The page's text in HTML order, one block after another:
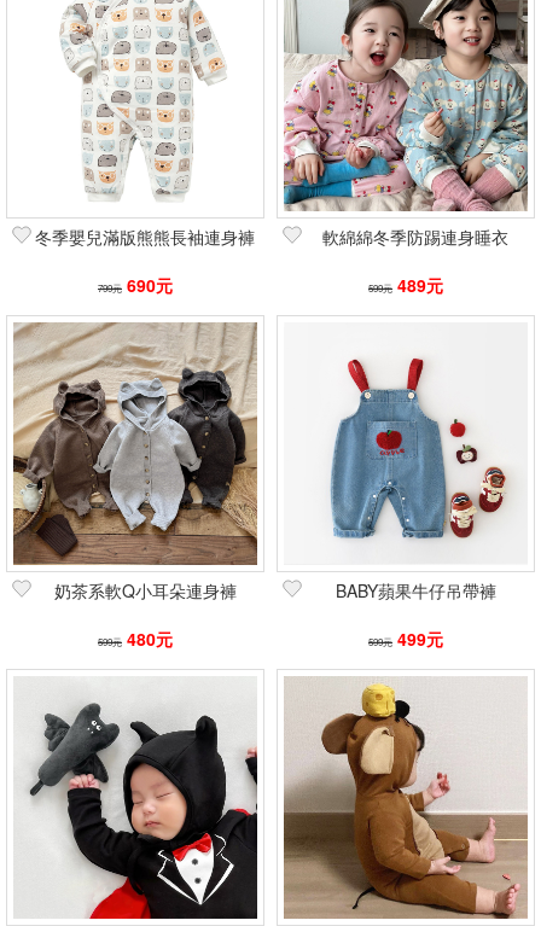
冬季嬰兒滿版熊熊長袖連身褲
799元 690元
軟綿綿冬季防踢連身睡衣
599元 489元
奶茶系軟Q小耳朵連身褲
599元 480元
BABY蘋果牛仔吊帶褲
599元 499元